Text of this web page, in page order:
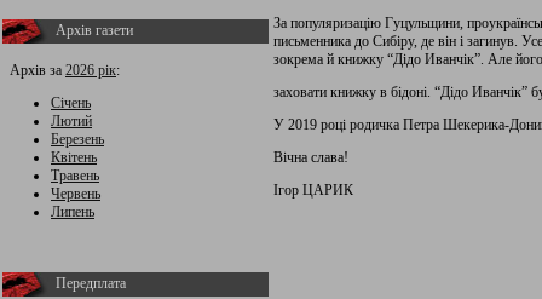
Архів газети
Архів за 2026 рік:
Січень
Лютий
Березень
Квітень
Травень
Червень
Липень
Передплата
За популяризацію Гуцульщини,
письменника до Сибіру, де він і загинув.
зокрема й книжку “Дідо Иванчік”. Але
заховати книжку в бідоні. “Дідо Иванчік”
У 2019 році родичка Петра Шекерика-
Вічна слава!
Ігор ЦАРИК